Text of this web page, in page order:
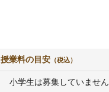
授業料の目安 （税込）
小学生は募集していません